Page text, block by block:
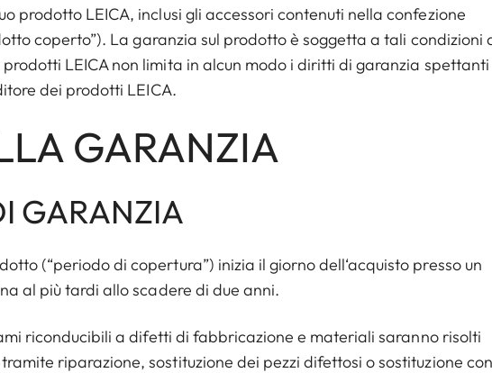
prodotto LEICA, inclusi gli accessori contenuti nella confezione
coperto”). La garanzia sul prodotto è soggetta a tali condizioni
LEICA non limita in alcun modo i diritti di garanzia
dei prodotti LEICA.
GARANZIA
GARANZIA
(“periodo di copertura”) inizia il giorno dell‘acquisto presso un
al più tardi allo scadere di due anni.
riconducibili a difetti di fabbricazione e materiali saranno risolti
riparazione, sostituzione dei pezzi difettosi o sostituzione